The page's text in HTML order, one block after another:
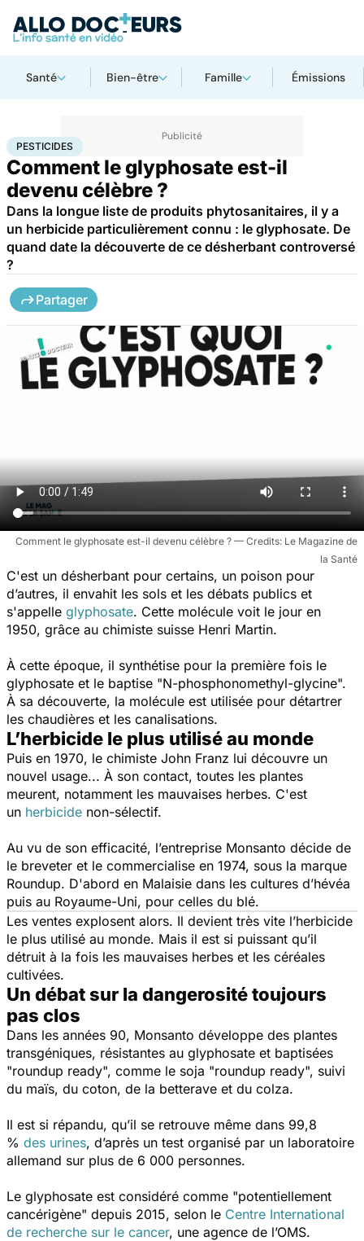
Santé Bien-être Famille Émissions
AccueilSanté Pesticides
PESTICIDES
Comment le glyphosate est-il
devenu célèbre ?
Dans la longue liste de produits phytosanitaires, il y a
un herbicide particulièrement connu : le glyphosate. De
quand date la découverte de ce désherbant controversé
?
Partager
Comment le glyphosate est-il devenu célèbre ?
Le Magazine de
la Santé
C'est un désherbant pour certains, un poison pour
d’autres, il envahit les sols et les débats publics et
s'appelle glyphosate. Cette molécule voit le jour en
1950, grâce au chimiste suisse Henri Martin.
À cette époque, il synthétise pour la première fois le
glyphosate et le baptise "N-phosphonomethyl-glycine".
À sa découverte, la molécule est utilisée pour détartrer
les chaudières et les canalisations.
L’herbicide le plus utilisé au monde
Puis en 1970, le chimiste John Franz lui découvre un
nouvel usage... À son contact, toutes les plantes
meurent, notamment les mauvaises herbes. C'est
un herbicide non-sélectif.
Au vu de son efficacité, l’entreprise Monsanto décide de
le breveter et le commercialise en 1974, sous la marque
Roundup. D'abord en Malaisie dans les cultures d’hévéa
puis au Royaume-Uni, pour celles du blé.
Les ventes explosent alors. Il devient très vite l’herbicide
le plus utilisé au monde. Mais il est si puissant qu’il
détruit à la fois les mauvaises herbes et les céréales
cultivées.
Un débat sur la dangerosité toujours
pas clos
Dans les années 90, Monsanto développe des plantes
transgéniques, résistantes au glyphosate et baptisées
"roundup ready", comme le soja "roundup ready", suivi
du maïs, du coton, de la betterave et du colza.
Il est si répandu, qu’il se retrouve même dans 99,8
% des urines, d’après un test organisé par un laboratoire
allemand sur plus de 6 000 personnes.
Le glyphosate est considéré comme "potentiellement
cancérigène" depuis 2015, selon le Centre International
de recherche sur le cancer, une agence de l’OMS.